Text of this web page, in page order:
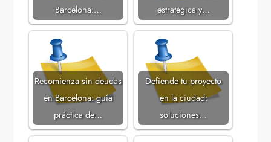
Barcelona:…
estratégica y…
Recomienza sin deudas
en Barcelona: guía
práctica de…
Defiende tu proyecto
en la ciudad:
soluciones…